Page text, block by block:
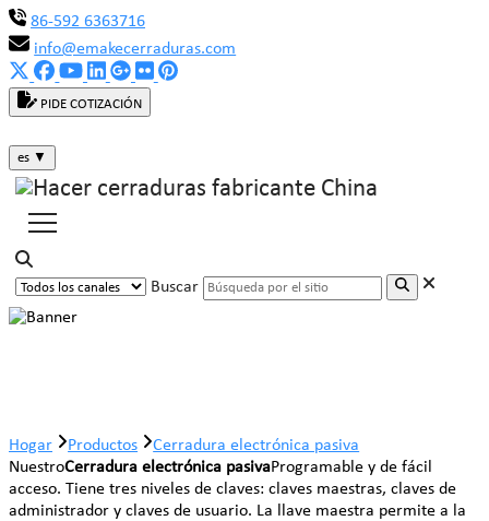
86-592 6363716
info@emakecerraduras.com
PIDE COTIZACIÓN
es ▼
Buscar
Hogar Productos
Cerradura electrónica pasiva
NuestroCerradura electrónica pasivaProgramable y de fácil
acceso. Tiene tres niveles de claves: claves maestras, claves de
administrador y claves de usuario. La llave maestra permite a la